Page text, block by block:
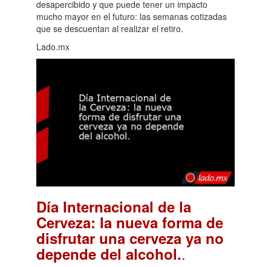
desapercibido y que puede tener un impacto
mucho mayor en el futuro: las semanas cotizadas
que se descuentan al realizar el retiro.
Lado.mx
Día Internacional de la
Cerveza: la nueva forma de
disfrutar una cerveza ya no
depende del alcohol..